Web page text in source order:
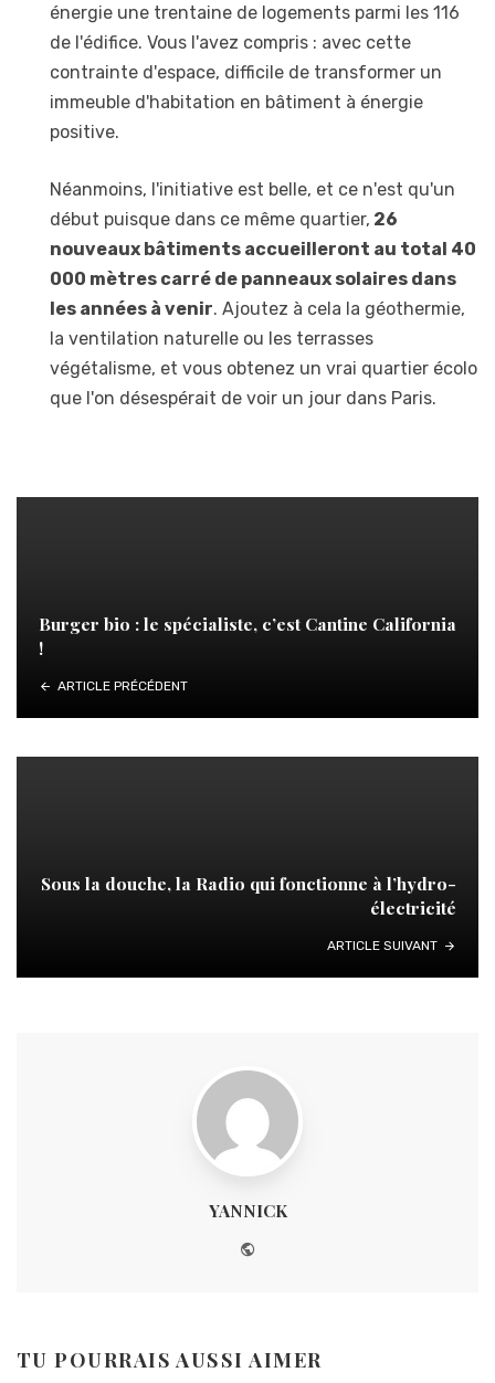
énergie une trentaine de logements parmi les 116
de l'édifice. Vous l'avez compris : avec cette
contrainte d'espace, difficile de transformer un
immeuble d'habitation en bâtiment à énergie
positive.
Néanmoins, l'initiative est belle, et ce n'est qu'un
début puisque dans ce même quartier, 26
nouveaux bâtiments accueilleront au total 40
000 mètres carré de panneaux solaires dans
les années à venir. Ajoutez à cela la géothermie,
la ventilation naturelle ou les terrasses
végétalisme, et vous obtenez un vrai quartier écolo
que l'on désespérait de voir un jour dans Paris.
Burger bio : le spécialiste, c’est Cantine California
!
ARTICLE PRÉCÉDENT
Sous la douche, la Radio qui fonctionne à l’hydro-
électricité
ARTICLE SUIVANT
YANNICK
TU POURRAIS AUSSI AIMER